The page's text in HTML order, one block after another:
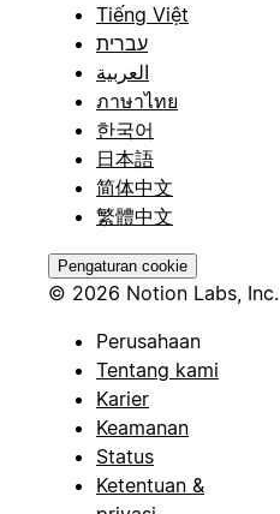
Tiếng Việt
עברית
العربية
ภาษาไทย
한국어
日本語
简体中文
繁體中文
Pengaturan cookie
© 2026 Notion Labs, Inc.
Perusahaan
Tentang kami
Karier
Keamanan
Status
Ketentuan &